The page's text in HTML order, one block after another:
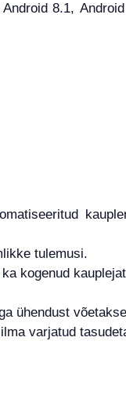
8.1,
tulemusi.
kogenud
ühendust
varjatud